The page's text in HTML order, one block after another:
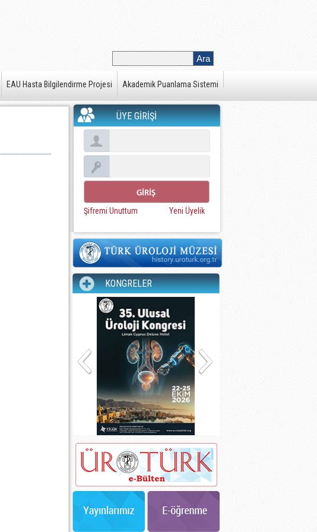
EAU Hasta Bilgilendirme Projesi Akademik Puanlama Sistemi
ÜYE GİRİŞİ
Şifremi Unuttum Yeni Üyelik
KONGRELER